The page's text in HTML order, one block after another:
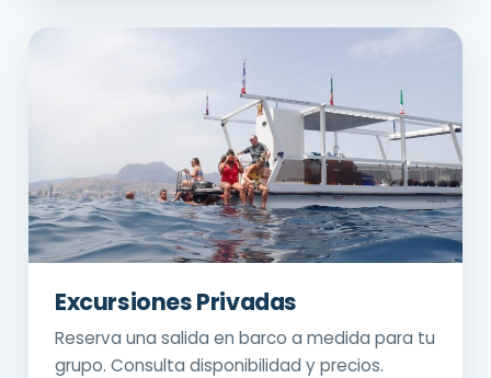
Excursiones Privadas
Reserva una salida en barco a medida para tu
grupo. Consulta disponibilidad y precios.